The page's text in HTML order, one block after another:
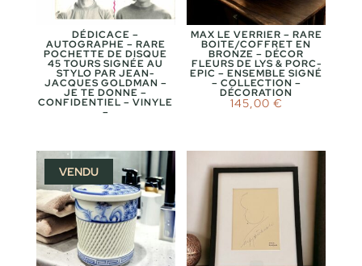
DÉDICACE –
AUTOGRAPHE – RARE
POCHETTE DE DISQUE
45 TOURS SIGNÉE AU
STYLO PAR JEAN-
JACQUES GOLDMAN –
JE TE DONNE –
CONFIDENTIEL – VINYLE
–
MAX LE VERRIER – RARE
BOITE/COFFRET EN
BRONZE – DÉCOR
FLEURS DE LYS & PORC-
EPIC – ENSEMBLE SIGNÉ
– COLLECTION –
DÉCORATION
145,00 €
VENDU